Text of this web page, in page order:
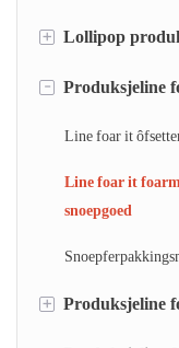
+ Lollipop
lolly stortingsline
lollipop die-
Platte
- Produksjeline
Line foar it
Line foar it
snoepgoed
+ Produksjeline